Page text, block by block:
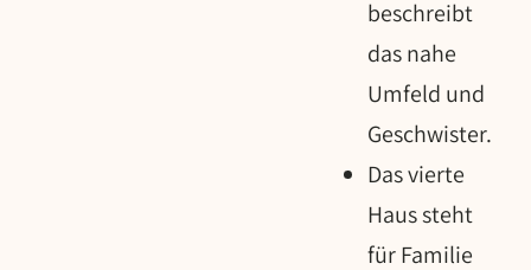
beschreibt
das nahe
Umfeld und
Geschwister.
Das vierte
Haus steht
für Familie